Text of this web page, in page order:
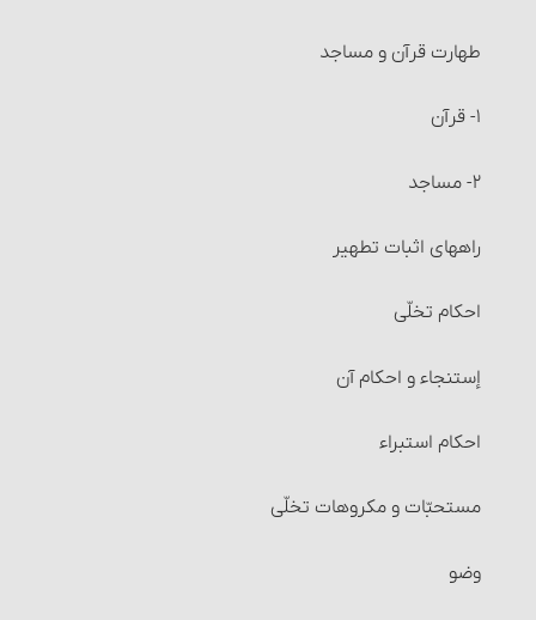
عزل (کنار گذاشتن) زکات فطره و احکام آن
احکام خرید و فروش‏
مستحبّات معامله
معاملات مکروه
معاملات حرام‏ : خرید و فروش عین نجس، در شرایطی
معاملات حرام‏ : خرید و فروش اموالی که از طرق غیر شرعی
نداشته یا معمولاً برای حرام استفاده می‏شوند
رباست
طهارت قرآن و مساجد
۱- قرآن
۲- مساجد
راههای اثبات تطهیر
احکام تخلّی
إستنجاء و احکام آن
احکام استبراء
مستحبّات و مکروهات تخلّی
وضو